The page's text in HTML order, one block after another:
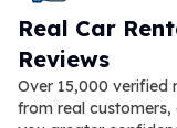
Real Car
Reviews
Over 15,000 verified
from real customers,